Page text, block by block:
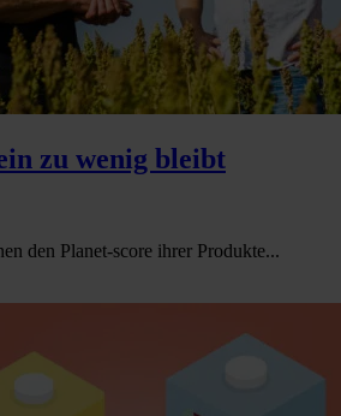
zu wenig bleibt
den Planet-score ihrer Produkte...